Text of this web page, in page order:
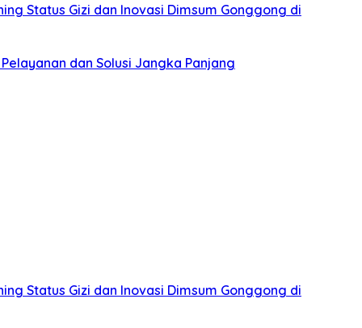
Status Gizi dan Inovasi Dimsum Gonggong di
dan Solusi Jangka Panjang
Status Gizi dan Inovasi Dimsum Gonggong di